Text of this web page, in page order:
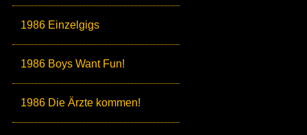
1986 Einzelgigs
1986 Boys Want Fun!
1986 Die Ärzte kommen!